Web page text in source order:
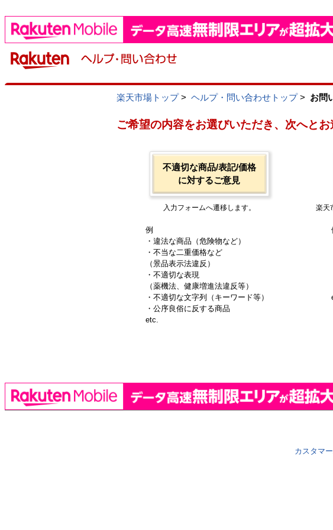
楽天市場トップ> ヘルプ・問い合わせトップ> お問
ご希望の内容をお選びいただき、次へとお
不適切な商品/表記/価格
に対するご意見
入力フォームへ遷移します。
例
・違法な商品（危険物など）
・不当な二重価格など
（景品表示法違反）
・不適切な表現
（薬機法、健康増進法違反等）
・不適切な文字列（キーワード等）
・公序良俗に反する商品
etc.
楽天
カスタマ